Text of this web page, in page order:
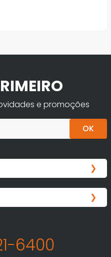
e promoções
OK
6400